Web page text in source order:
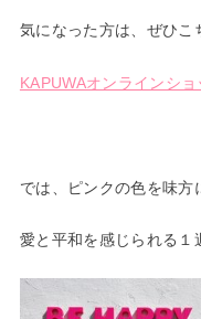
気になった方は、ぜひこ
KAPUWAオンラインショ
では、ピンクの色を味方
愛と平和を感じられる１